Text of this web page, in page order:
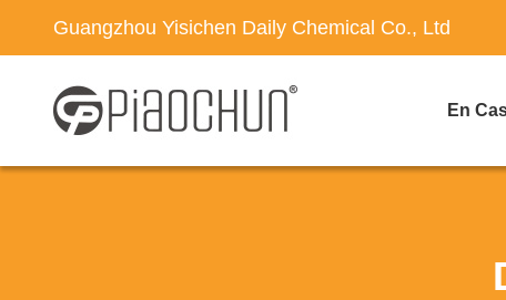
Guangzhou Yisichen Daily Chemical Co., Ltd
En